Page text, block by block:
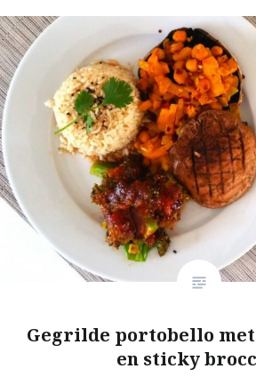
Gegrilde portobello
en sticky